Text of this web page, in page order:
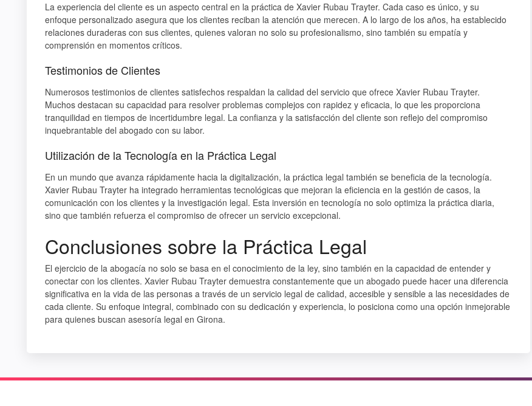
La experiencia del cliente es un aspecto central en la práctica de Xavier Rubau Trayter. Cada caso es único, y su
enfoque personalizado asegura que los clientes reciban la atención que merecen. A lo largo de los años, ha establecido
relaciones duraderas con sus clientes, quienes valoran no solo su profesionalismo, sino también su empatía y
comprensión en momentos críticos.
Testimonios de Clientes
Numerosos testimonios de clientes satisfechos respaldan la calidad del servicio que ofrece Xavier Rubau Trayter.
Muchos destacan su capacidad para resolver problemas complejos con rapidez y eficacia, lo que les proporciona
tranquilidad en tiempos de incertidumbre legal. La confianza y la satisfacción del cliente son reflejo del compromiso
inquebrantable del abogado con su labor.
Utilización de la Tecnología en la Práctica Legal
En un mundo que avanza rápidamente hacia la digitalización, la práctica legal también se beneficia de la tecnología.
Xavier Rubau Trayter ha integrado herramientas tecnológicas que mejoran la eficiencia en la gestión de casos, la
comunicación con los clientes y la investigación legal. Esta inversión en tecnología no solo optimiza la práctica diaria,
sino que también refuerza el compromiso de ofrecer un servicio excepcional.
Conclusiones sobre la Práctica Legal
El ejercicio de la abogacía no solo se basa en el conocimiento de la ley, sino también en la capacidad de entender y
conectar con los clientes. Xavier Rubau Trayter demuestra constantemente que un abogado puede hacer una diferencia
significativa en la vida de las personas a través de un servicio legal de calidad, accesible y sensible a las necesidades de
cada cliente. Su enfoque integral, combinado con su dedicación y experiencia, lo posiciona como una opción inmejorable
para quienes buscan asesoría legal en Girona.